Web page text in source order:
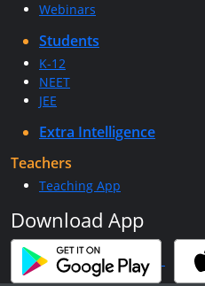
Webinars
Students
K-12
NEET
JEE
Extra Intelligence
Teachers
Teaching App
Download App